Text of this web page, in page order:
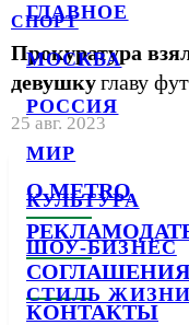
ГЛАВНОЕ
МОСКВА
РОССИЯ
МИР
КУЛЬТУРА
ШОУ-БИЗНЕС
СТИЛЬ ЖИЗНИ
СПОРТ
Прокуратура
девушкуглаву
25 авг. 2023
О METRO
КОНТАКТЫ